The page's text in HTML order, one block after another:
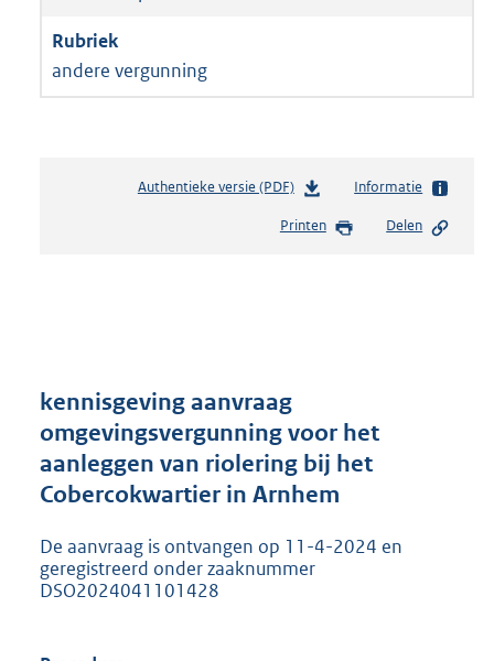
andere vergunning
Authentieke versie (PDF)b
s
o
t
t
2
0
Informatie
Printen Delen
kennisgeving aanvraag
omgevingsvergunning voor het
aanleggen van riolering bij het
Cobercokwartier in Arnhem
De aanvraag is ontvangen op 11-4-2024 en
geregistreerd onder zaaknummer
DSO2024041101428